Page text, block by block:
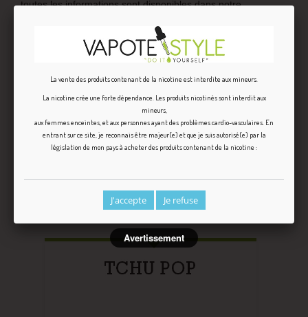
toutes les informations sont disponibles dans notre
Conservation : stocké entre 4 et 16°C
Conforme au règlement 1334/2008/CEE
Composition : Propylène Glycol & Arôme alimentaire
RECETTES ASSOCIÉES
La vente des produits contenant de la nicotine est interdite aux mineurs.
La nicotine crée une forte dépendance. Les produits nicotinés sont interdit aux
mineurs,
aux femmes enceintes, et aux personnes ayant des problèmes cardio-vasculaires. En
entrant sur ce site, je reconnais être majeur(e) et que je suis autorisé(e) par la
législation de mon pays à acheter des produits contenant de la nicotine :
J'accepte Je refuse
Avertissement